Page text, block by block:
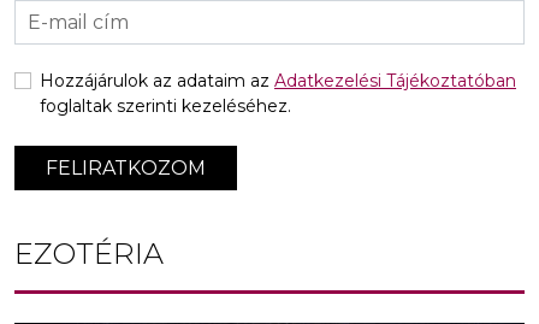
FELIRATKOZOM
Hozzájárulok az adataim az Adatkezelési Tájékoztatóban
foglaltak szerinti kezeléséhez.
EZOTÉRIA